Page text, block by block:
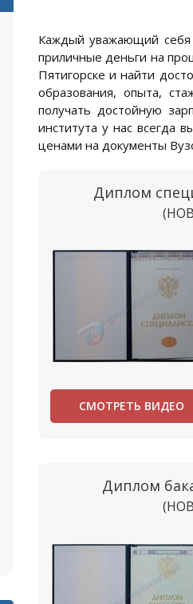
Каждый уважающий себя
приличные деньги на
Пятигорске и найти
образования, опыта,
получать достойную
института у нас всегда
ценами на документы
Диплом
СМОТРЕТЬ ВИДЕО
Диплом